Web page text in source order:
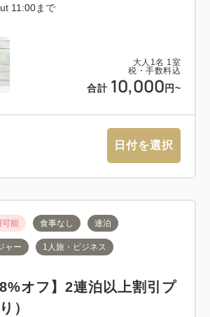
大人 1名 1室
税・手数料込
合計 10,000 円~
11:00まで
日付を選択
可能 食事なし 連泊
ャー 1人旅・ビジネス
8%オフ】2連泊以上割引プ
）